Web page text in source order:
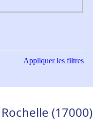
Appliquerles filtres
(17000)